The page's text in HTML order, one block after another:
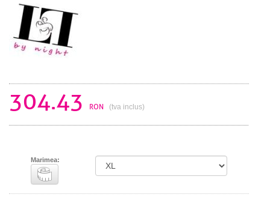
304.43 RON (tva inclus)
Marimea: